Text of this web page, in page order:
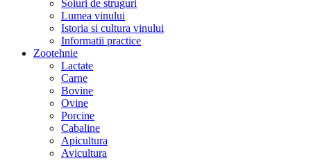
Soiuri de struguri
Lumea vinului
Istoria si cultura vinului
Informatii practice
Zootehnie
Lactate
Carne
Bovine
Ovine
Porcine
Cabaline
Apicultura
Avicultura